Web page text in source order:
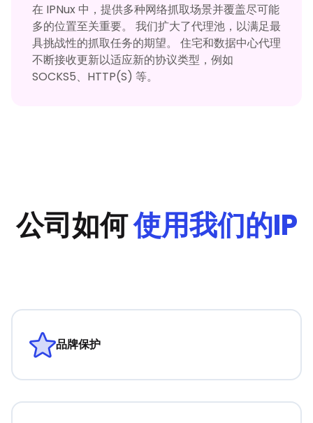
在 IPNux 中，提供多种网络抓取场景并覆盖尽可能
多的位置至关重要。 我们扩大了代理池，以满足最
具挑战性的抓取任务的期望。 住宅和数据中心代理
不断接收更新以适应新的协议类型，例如
SOCKS5、HTTP(S) 等。
公司如何使用我们的IP
品牌保护